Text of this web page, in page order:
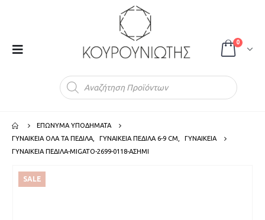
0
ΕΠΩΝΥΜΑ ΥΠΟΔΗΜΑΤΑ
ΓΥΝΑΙΚΕΙΑ ΟΛΑ ΤΑ ΠΕΔΙΛΑ
ΓΥΝΑΙΚΕΙΑ ΠΕΔΙΛΑ 6-9 CM
ΓΥΝΑΙΚΕΙΑ
ΓΥΝΑΙΚΕΙΑ ΠΕΔΙΛΑ-MIGATO-2699-0118-ΑΣΗΜΙ
SALE